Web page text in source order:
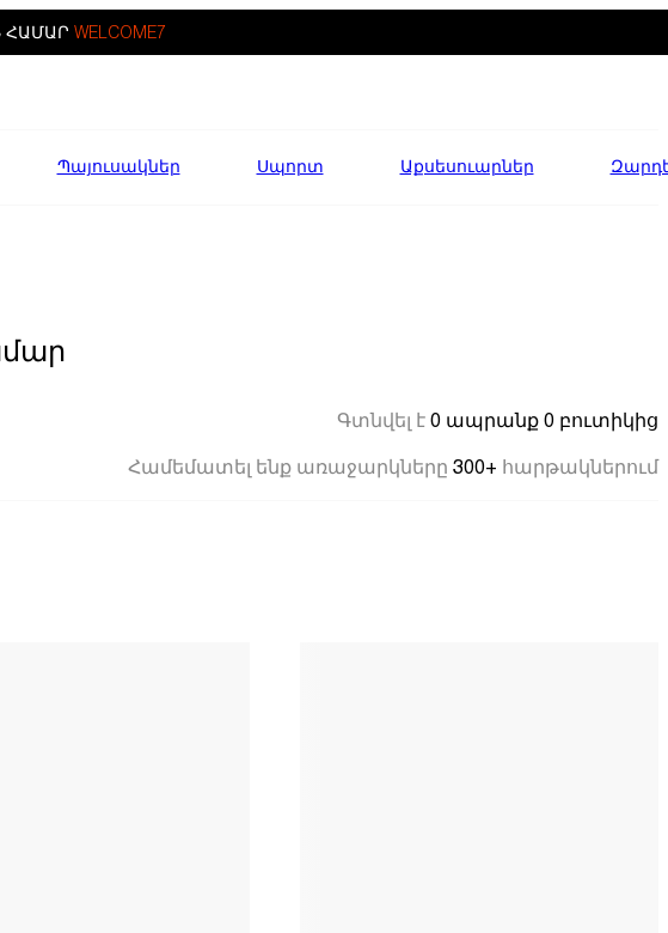
ՀԱՄԱՐ WELCOME7
Պայուսակներ Սպորտ Աքսեսուարներ
Գտնվել է 0 ապրանք 0 բուտիկից
Համեմատել ենք առաջարկները 300+ հարթակներում